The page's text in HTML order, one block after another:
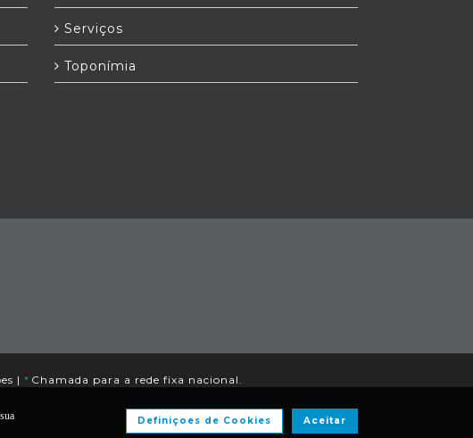
Serviços
Toponímia
| * Chamada para a rede fixa nacional.
Aceitar
Definiçoes de Cookies